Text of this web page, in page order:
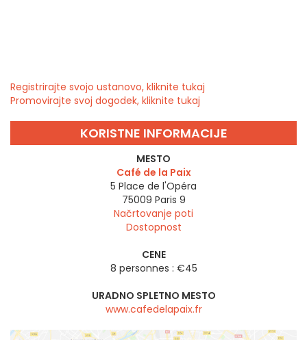
Registrirajte svojo ustanovo, kliknite tukaj
Promovirajte svoj dogodek, kliknite tukaj
KORISTNE INFORMACIJE
MESTO
Café de la Paix
5 Place de l'Opéra
75009 Paris 9
Načrtovanje poti
Dostopnost
CENE
8 personnes : €45
URADNO SPLETNO MESTO
www.cafedelapaix.fr